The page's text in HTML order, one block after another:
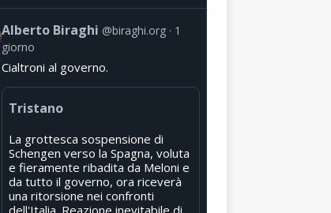
Alberto Biraghi @biraghi.org
1
giorno
Cialtroni al governo.
Tristano
La grottesca sospensione di
Schengen verso la Spagna, voluta
e fieramente ribadita da Meloni e
da tutto il governo, ora riceverà
una ritorsione nei confronti
dell'Italia. Reazione inevitabile di